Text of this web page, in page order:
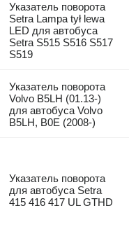
Указатель поворота
Setra Lampa tył lewa
LED для автобуса
Setra S515 S516 S517
S519
Указатель поворота
Volvo B5LH (01.13-)
для автобуса Volvo
B5LH, B0E (2008-)
Указатель поворота
для автобуса Setra
415 416 417 UL GTHD